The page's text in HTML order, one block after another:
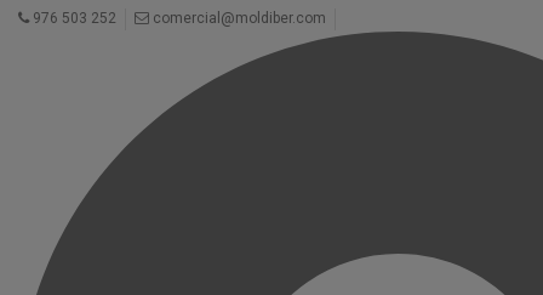
976 503 252 comercial@moldiber.com